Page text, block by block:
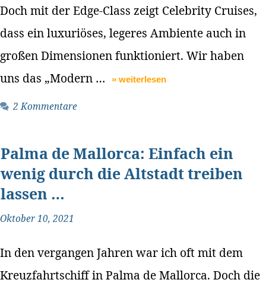
Doch mit der Edge-Class zeigt Celebrity Cruises,
dass ein luxuriöses, legeres Ambiente auch in
großen Dimensionen funktioniert. Wir haben
uns das „Modern …
» weiterlesen
2 Kommentare
Palma de Mallorca: Einfach ein
wenig durch die Altstadt treiben
lassen …
Oktober 10, 2021
In den vergangen Jahren war ich oft mit dem
Kreuzfahrtschiff in Palma de Mallorca. Doch die